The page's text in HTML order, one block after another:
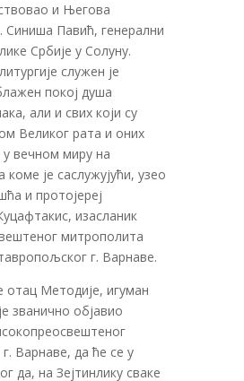
и Његова
Синиша Павић, генерални
Србије у Солуну.
служен је
покој душа
али и свих који су
Великог рата и оних
у вечном миру на
коме је саслужујући, узео
и протојереј
изасланик
митрополита
г. Варнаве.
отац Методије, игуман
званично објавио
Варнаве, да ће се у
да, на Зејтинлику сваке